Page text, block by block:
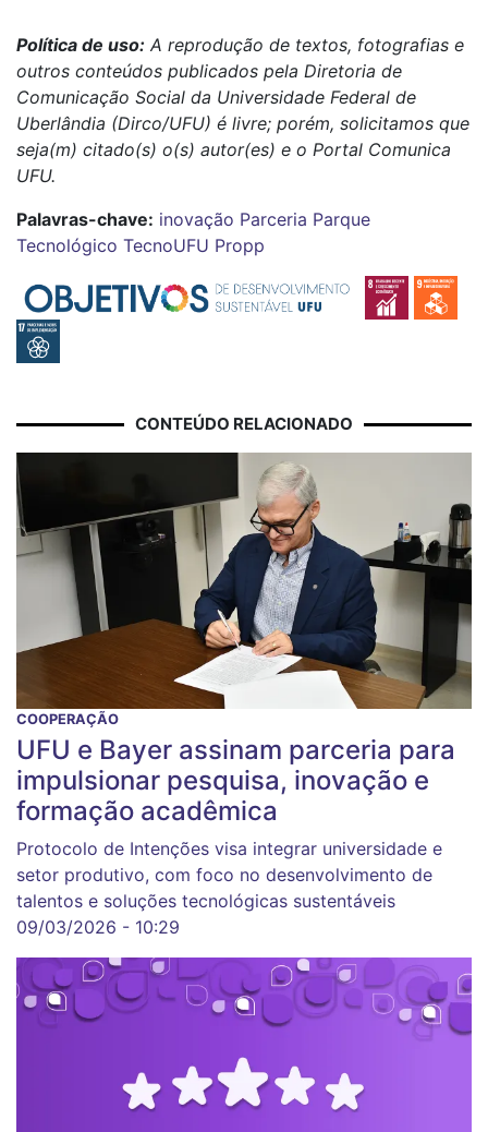
Política de uso: A reprodução de textos, fotografias e
outros conteúdos publicados pela Diretoria de
Comunicação Social da Universidade Federal de
Uberlândia (Dirco/UFU) é livre; porém, solicitamos que
seja(m) citado(s) o(s) autor(es) e o Portal Comunica
UFU.
Palavras-chave: inovação Parceria Parque
Tecnológico TecnoUFU Propp
CONTEÚDO RELACIONADO
COOPERAÇÃO
UFU e Bayer assinam parceria para
impulsionar pesquisa, inovação e
formação acadêmica
Protocolo de Intenções visa integrar universidade e
setor produtivo, com foco no desenvolvimento de
talentos e soluções tecnológicas sustentáveis
09/03/2026 - 10:29